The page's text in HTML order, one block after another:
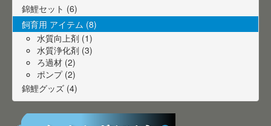
錦鯉セット (6)
飼育用 アイテム (8)
水質向上剤 (1)
水質浄化剤 (3)
ろ過材 (2)
ポンプ (2)
錦鯉グッズ (4)